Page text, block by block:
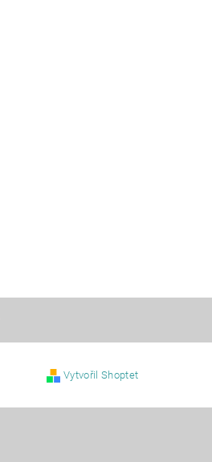
Vytvořil Shoptet